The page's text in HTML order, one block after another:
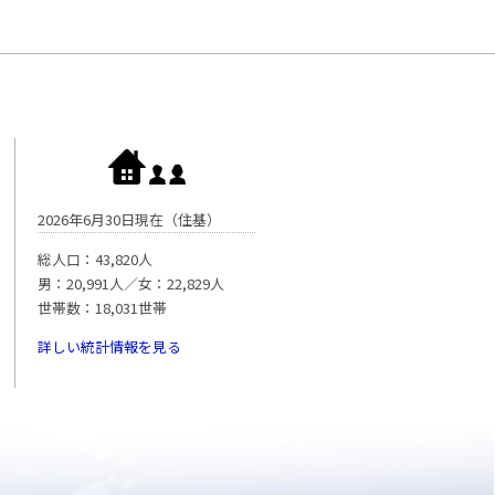
2026年6月30日現在（住基）
総人口：43,820人
男：20,991人／女：22,829人
世帯数：18,031世帯
詳しい統計情報を見る